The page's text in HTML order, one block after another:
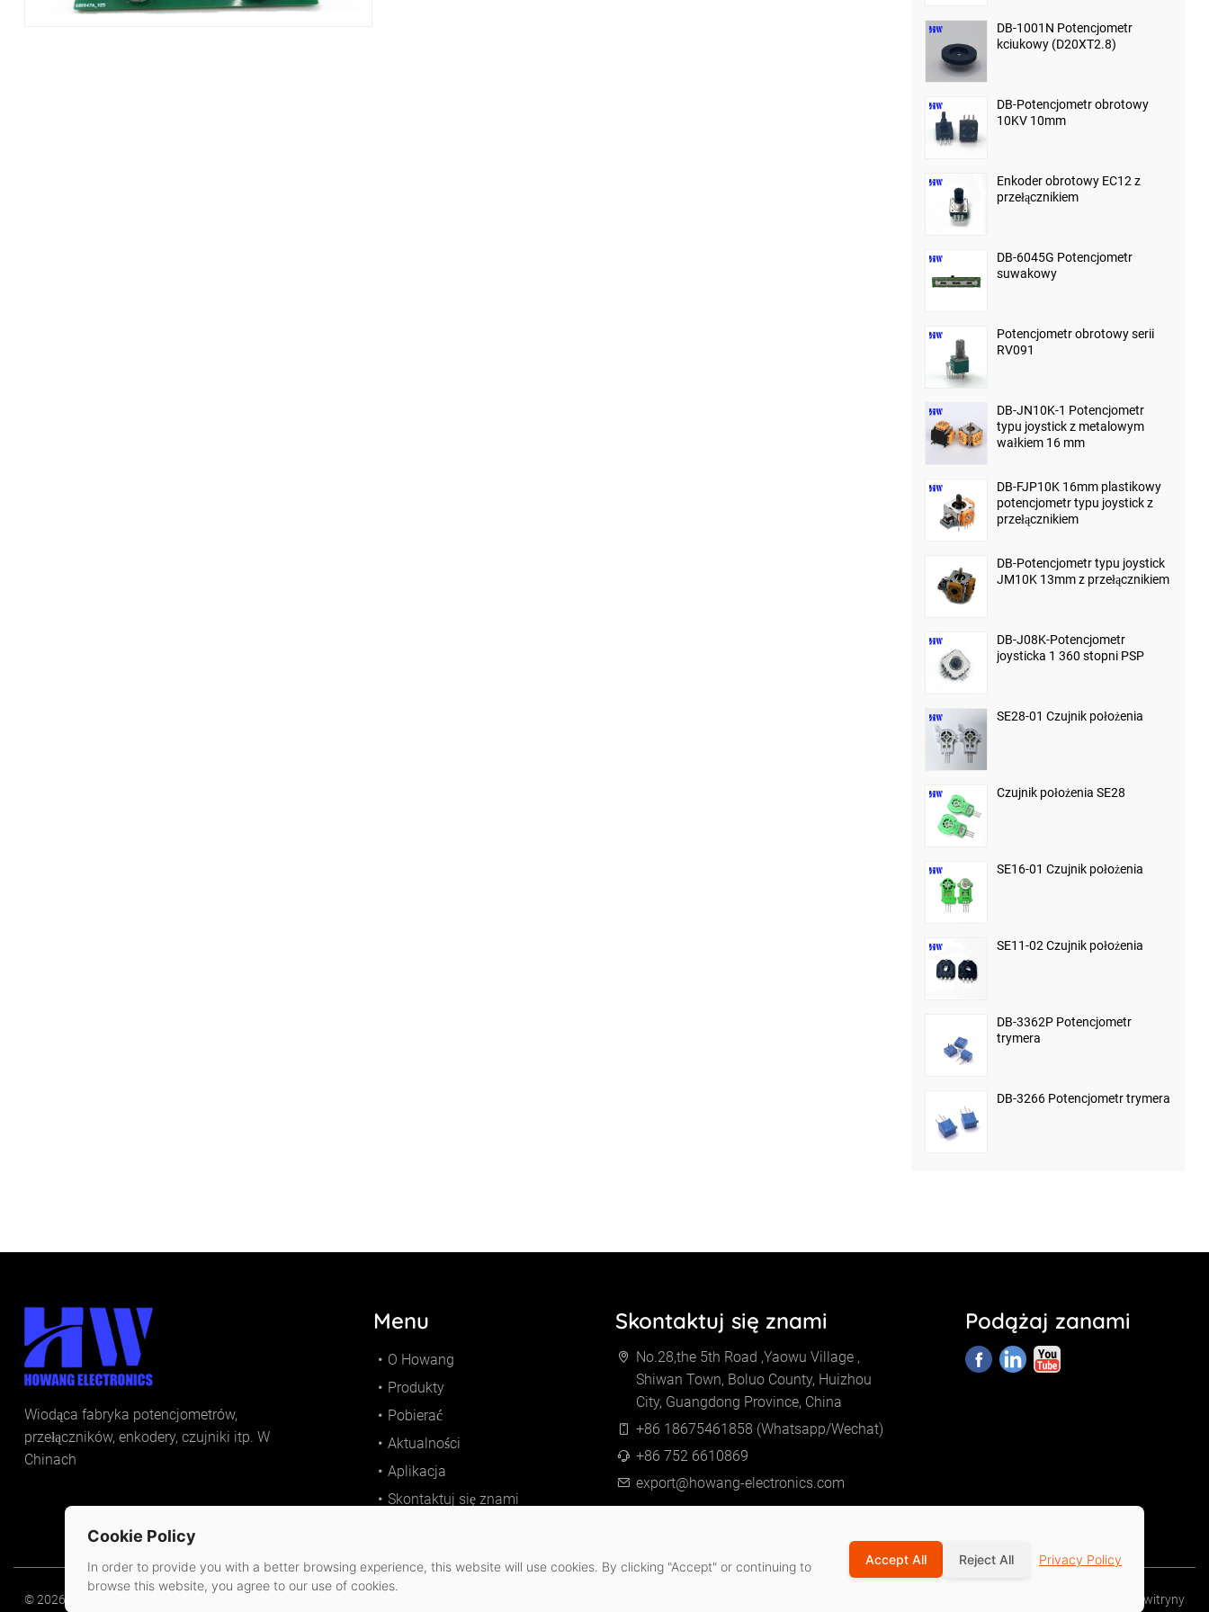
DB-1001N Potencjometr
kciukowy (D20XT2.8)
DB-Potencjometr obrotowy
10KV 10mm
Enkoder obrotowy EC12 z
przełącznikiem
DB-6045G Potencjometr
suwakowy
Potencjometr obrotowy serii
RV091
DB-JN10K-1 Potencjometr
typu joystick z metalowym
wałkiem 16 mm
DB-FJP10K 16mm plastikowy
potencjometr typu joystick z
przełącznikiem
DB-Potencjometr typu joystick
JM10K 13mm z przełącznikiem
DB-J08K-Potencjometr
joysticka 1 360 stopni PSP
SE28-01 Czujnik położenia
Czujnik położenia SE28
SE16-01 Czujnik położenia
SE11-02 Czujnik położenia
DB-3362P Potencjometr
trymera
DB-3266 Potencjometr trymera
Wiodąca fabryka potencjometrów,
przełączników, enkodery, czujniki itp. W
Chinach
Menu
O Howang
Produkty
Pobierać
Aktualności
Aplikacja
Skontaktuj się znami
Skontaktuj się znami
No.28,the 5th Road ,Yaowu Village ,
Shiwan Town, Boluo County, Huizhou
City, Guangdong Province, China
+86 18675461858 (Whatsapp/Wechat)
+86 752 6610869
export@howang-electronics.com
Podążaj zanami
© 2026 Huizhou Howang Electronics Co.,Ltd Mapa witryny
Cookie Policy
In order to provide you with a better browsing experience, this website will use cookies. By clicking "Accept" or continuing to
browse this website, you agree to our use of cookies.
Accept All Reject All Privacy Policy